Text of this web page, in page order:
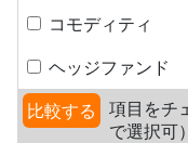
コモディティ
ヘッジファンド
比較する
項目をチ
で選択可）